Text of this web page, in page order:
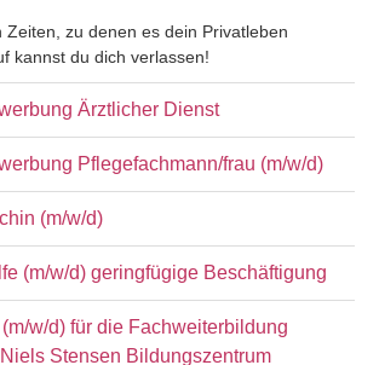
Zeiten, zu denen es dein Privatleben
kannst du dich verlassen!
Ärztlicher Dienst
Pflegefachmann/frau (m/w/d)
(m/w/d)
(m/w/d) geringfügige Beschäftigung
w/d) für die Fachweiterbildung
Stensen Bildungszentrum